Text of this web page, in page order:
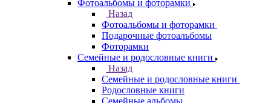
Фотоальбомы и фоторамки
Назад
Фотоальбомы и фоторамки
Подарочные фотоальбомы
Фоторамки
Семейные и родословные книги
Назад
Семейные и родословные книги
Родословные книги
Семейные альбомы